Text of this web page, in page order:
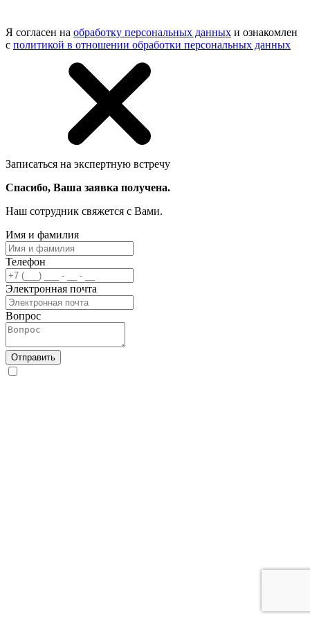
Я согласен на обработку персональных данных и ознакомлен
с политикой в отношении обработки персональных данных
Записаться на экспертную встречу
Спасибо, Ваша заявка получена.
Наш сотрудник свяжется с Вами.
Имя и фамилия
Телефон
Электронная почта
Вопрос
Отправить